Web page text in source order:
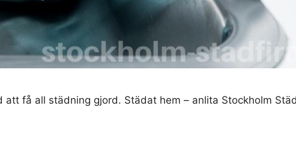
få all städning gjord. Städat hem – anlita Stockholm